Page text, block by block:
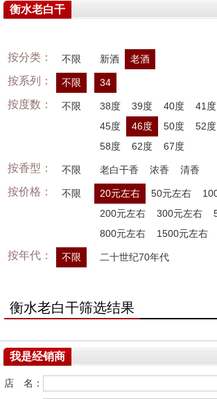
衡水老白干
按分类： 不限 新酒 老酒
按系列： 不限 34
按度数： 不限 38度 39度 40度 41度
45度
46度 50度 52度
58度
62度 67度
按香型： 不限 老白干香 浓香 清香
按价格： 不限 20元左右 50元左右
200元左右
300元左右
800元左右
1500元左右
按年代： 不限 二十世纪70年代
衡水老白干筛选结果
我是经销商
店 名：